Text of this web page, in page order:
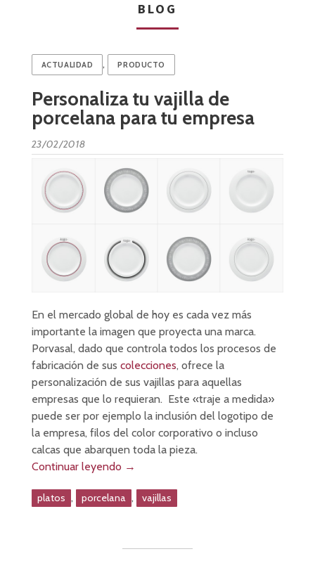
BLOG
ACTUALIDAD , PRODUCTO
Personaliza tu vajilla de
porcelana para tu empresa
23/02/2018
En el mercado global de hoy es cada vez más
importante la imagen que proyecta una marca.
Porvasal, dado que controla todos los procesos de
fabricación de sus colecciones, ofrece la
personalización de sus vajillas para aquellas
empresas que lo requieran. Este «traje a medida»
puede ser por ejemplo la inclusión del logotipo de
la empresa, filos del color corporativo o incluso
calcas que abarquen toda la pieza.
Continuar leyendo →
platos , porcelana , vajillas